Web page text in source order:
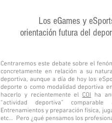
Los eGames y
orientación futura del
Centraremos este debate sobre el
concretamente en relación a su
deportiva, aunque a día de hoy los
deporte o como modalidad deportiva
hacerlo y recientemente elCOI ha
“actividad deportiva”
Entrenamientos y preparación física,
etc… Pero ¿qué pensamos los